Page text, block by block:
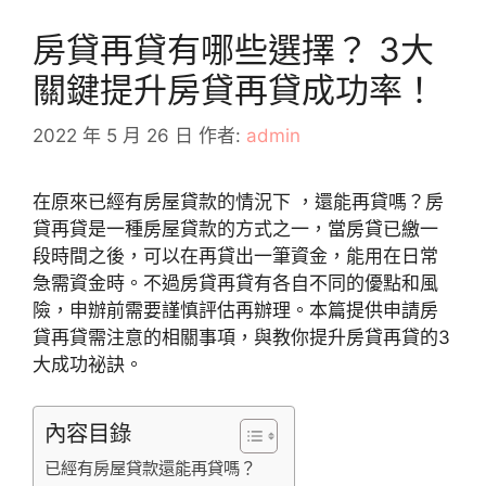
房貸再貸有哪些選擇？ 3大
關鍵提升房貸再貸成功率！
2022 年 5 月 26 日 作者: admin
在原來已經有房屋貸款的情況下 ，還能再貸嗎？房
貸再貸是一種房屋貸款的方式之一，當房貸已繳一
段時間之後，可以在再貸出一筆資金，能用在日常
急需資金時。不過房貸再貸有各自不同的優點和風
險，申辦前需要謹慎評估再辦理。本篇提供申請房
貸再貸需注意的相關事項，與教你提升房貸再貸的3
大成功祕訣。
內容目錄
已經有房屋貸款還能再貸嗎？